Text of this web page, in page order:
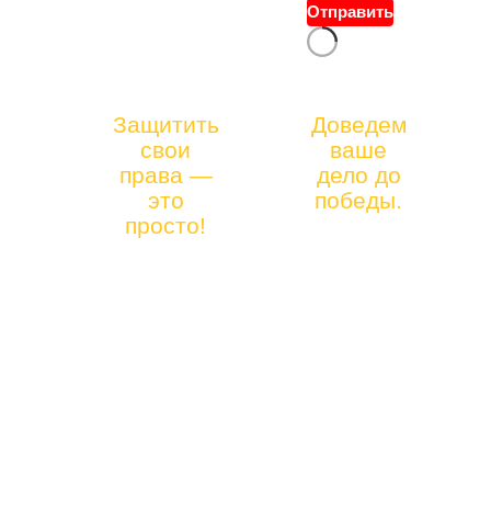
Отправить
Защитить
свои
права —
это
просто!
Доведем
ваше
дело до
победы.